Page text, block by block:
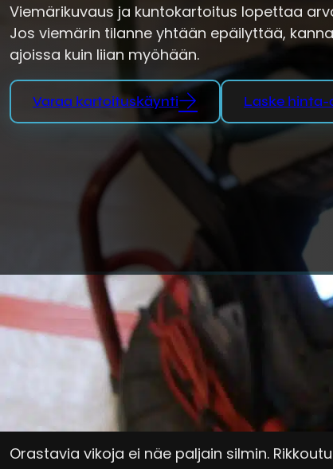
Viemärikuvaus ja kuntokartoitus lopettaa
Jos viemärin tilanne yhtään epäilyttää,
ajoissa kuin liian myöhään.
Varaa kartoituskäynti Laske hinta-
Piileekö lattiasi
Ymmärrämme, että viemärin kunto ei ole
mielen päällä. Helpostihan tulee ajateltua,
Viemäriongelmat voivat kuitenkin
Orastavia vikoja ei näe paljain silmin.